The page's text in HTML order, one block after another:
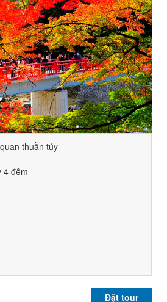
thuần túy
4 đêm
Đặt tour